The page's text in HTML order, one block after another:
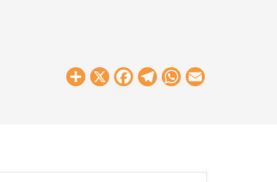
Share
X Facebook
Telegram
WhatsApp